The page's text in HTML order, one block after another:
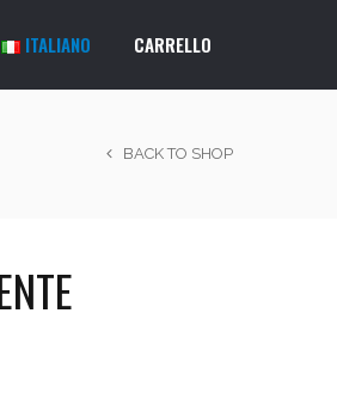
ITALIANO CARRELLO
BACK TO SHOP